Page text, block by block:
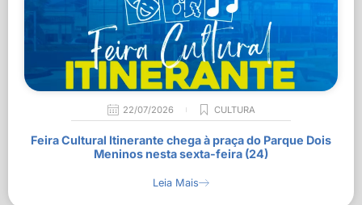
22/07/2026 CULTURA
Feira Cultural Itinerante chega à praça do Parque Dois
Meninos nesta sexta-feira (24)
Leia Mais